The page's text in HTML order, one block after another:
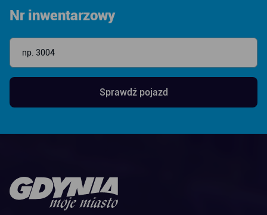
Nr inwentarzowy
Sprawdź pojazd